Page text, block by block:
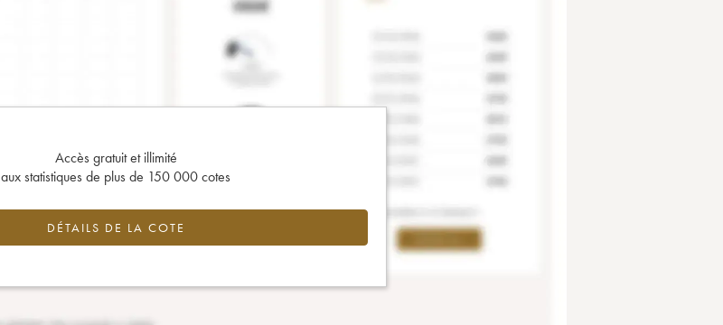
Accès gratuit et illimité
aux statistiques de plus de 150 000 cotes
DÉTAILS DE LA COTE